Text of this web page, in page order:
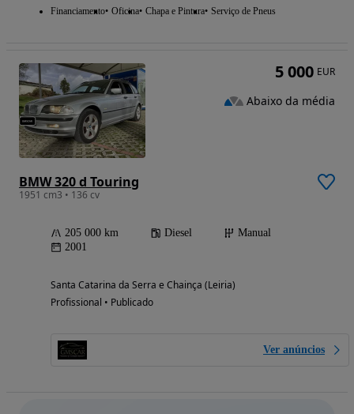
Financiamento Oficina Chapa e Pintura Serviço de Pneus
BMW 320 d Touring
1951 cm3 • 136 cv
205 000 km Diesel
Manual
2001
Santa Catarina da Serra e Chainça (Leiria)
Profissional • Publicado
Ver anúncios
5 000 EUR
Abaixo da média